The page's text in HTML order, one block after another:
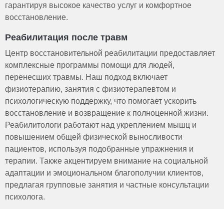
гарантируя высокое качество услуг и комфортное
восстановление.
Реабилитация после травм
Центр восстановительной реабилитации предоставляет
комплексные программы помощи для людей,
перенесших травмы. Наш подход включает
физиотерапию, занятия с физиотерапевтом и
психологическую поддержку, что помогает ускорить
восстановление и возвращение к полноценной жизни.
Реабилитологи работают над укреплением мышц и
повышением общей физической выносливости
пациентов, используя подобранные упражнения и
терапии. Также акцентируем внимание на социальной
адаптации и эмоциональном благополучии клиентов,
предлагая групповые занятия и частные консультации
психолога.